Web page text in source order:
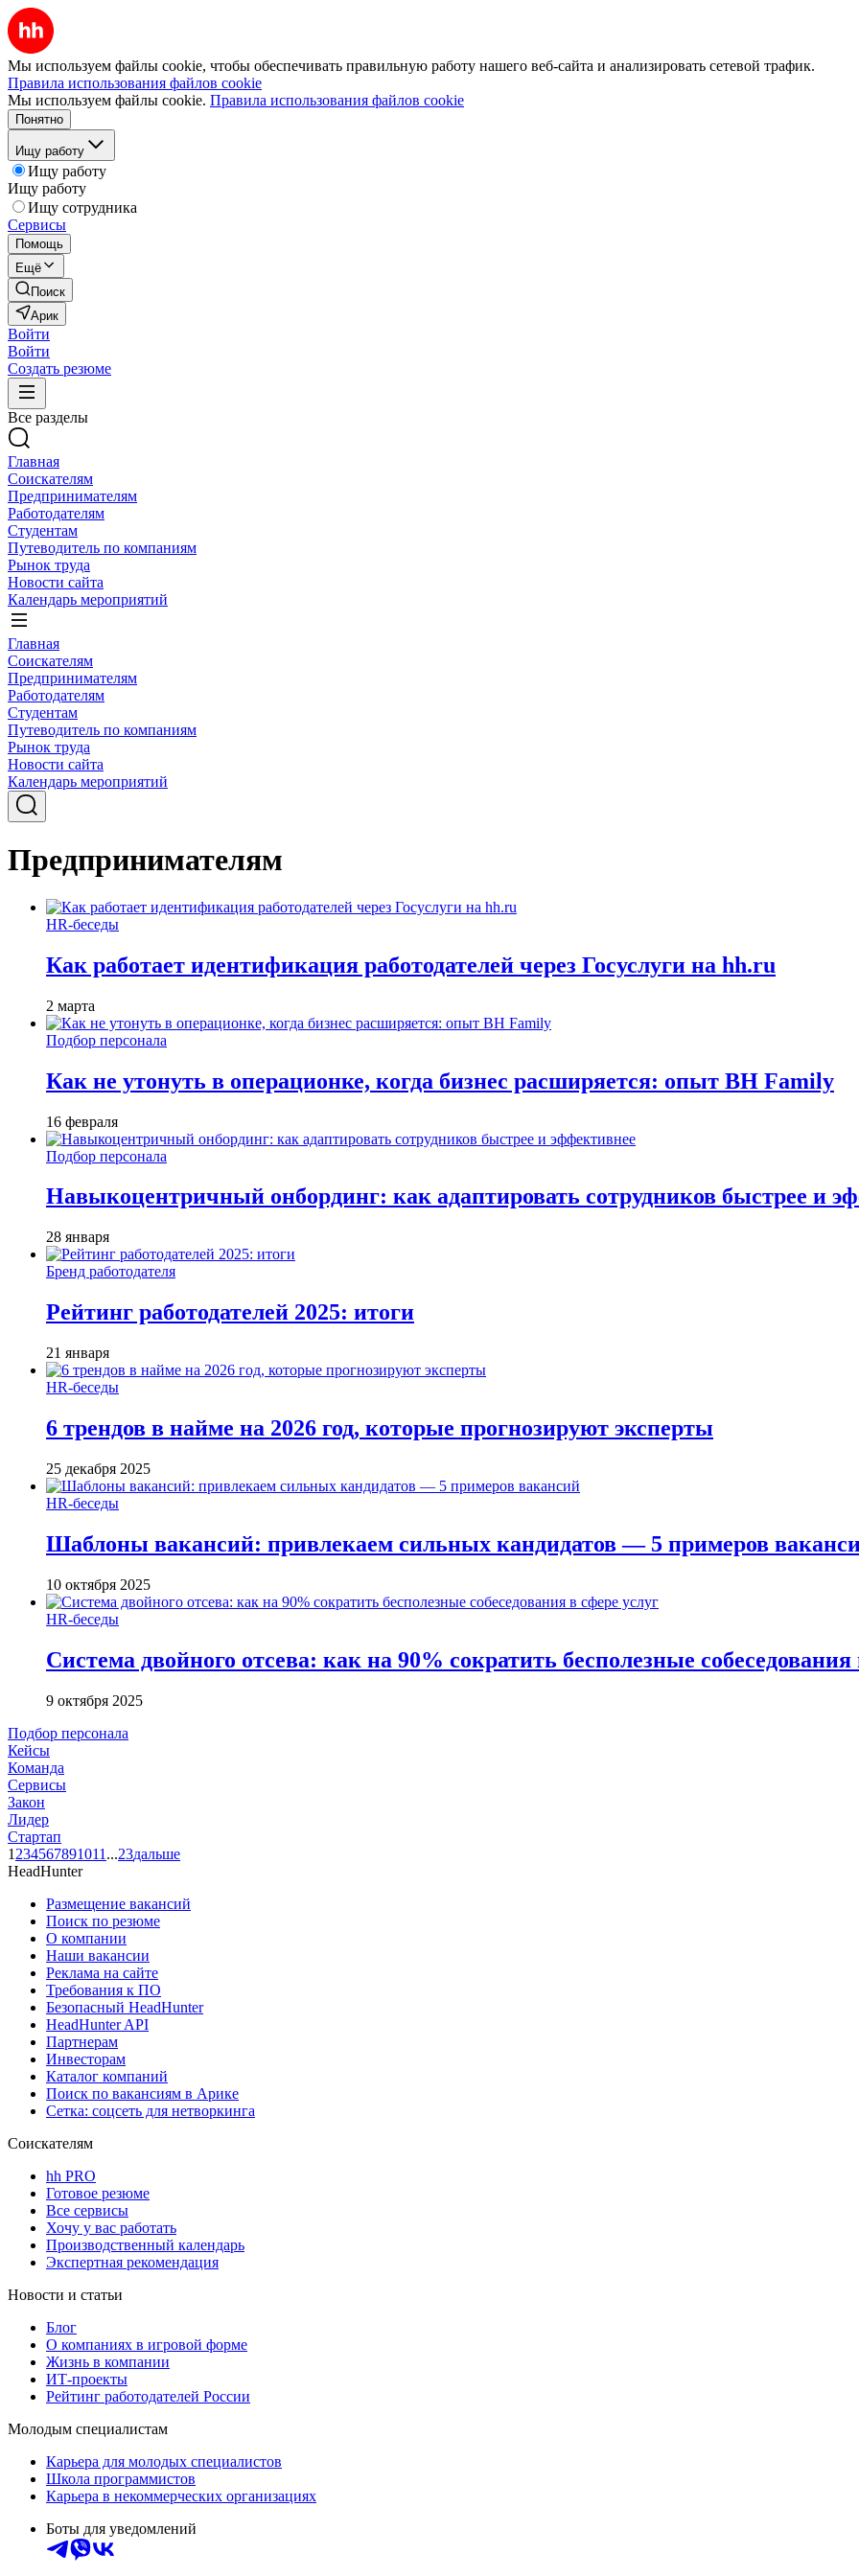
Мы используем файлы cookie, чтобы обеспечивать правильную работу нашего веб-сайта и анализировать сетевой трафик.
Правила использования файлов cookie
Мы используем файлы cookie. Правила использования файлов cookie
Понятно
Ищу работу
Ищу работу
Ищу работу
Ищу сотрудника
Сервисы
Помощь
Ещё
Поиск
Арик
Войти
Войти
Создать резюме
Все разделы
Главная
Соискателям
Предпринимателям
Работодателям
Студентам
Путеводитель по компаниям
Рынок труда
Новости сайта
Календарь мероприятий
Главная
Соискателям
Предпринимателям
Работодателям
Студентам
Путеводитель по компаниям
Рынок труда
Новости сайта
Календарь мероприятий
Предпринимателям
HR-беседы
Как работает идентификация работодателей через Госуслуги на hh.ru
2 марта
Подбор персонала
Как не утонуть в операционке, когда бизнес расширяется: опыт BH Family
16 февраля
Подбор персонала
Навыкоцентричный онбординг: как адаптировать сотрудников быстрее и
28 января
Бренд работодателя
Рейтинг работодателей 2025: итоги
21 января
HR-беседы
6 трендов в найме на 2026 год, которые прогнозируют эксперты
25 декабря 2025
HR-беседы
Шаблоны вакансий: привлекаем сильных кандидатов — 5 примеров
10 октября 2025
HR-беседы
Система двойного отсева: как на 90% сократить бесполезные собеседования
9 октября 2025
Подбор персонала
Кейсы
Команда
Сервисы
Закон
Лидер
Стартап
1 234567891011 ...23дальше
HeadHunter
Размещение вакансий
Поиск по резюме
О компании
Наши вакансии
Реклама на сайте
Требования к ПО
Безопасный HeadHunter
HeadHunter API
Партнерам
Инвесторам
Каталог компаний
Поиск по вакансиям в Арике
Сетка: соцсеть для нетворкинга
Соискателям
hh PRO
Готовое резюме
Все сервисы
Хочу у вас работать
Производственный календарь
Экспертная рекомендация
Новости и статьи
Блог
О компаниях в игровой форме
Жизнь в компании
ИТ-проекты
Рейтинг работодателей России
Молодым специалистам
Карьера для молодых специалистов
Школа программистов
Карьера в некоммерческих организациях
Боты для уведомлений